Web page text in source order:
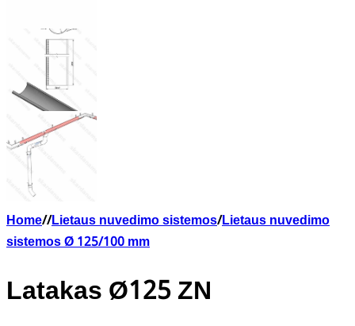
Home//Lietaus nuvedimo sistemos/Lietaus nuvedimo
sistemos Ø 125/100 mm
Latakas Ø125 ZN